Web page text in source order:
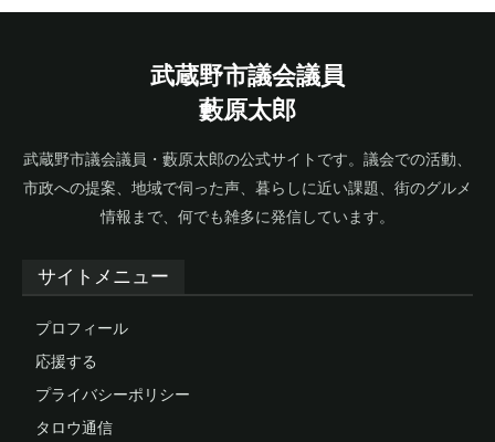
武蔵野市議会議員
藪原太郎
武蔵野市議会議員・藪原太郎の公式サイトです。議会での活動、
市政への提案、地域で伺った声、暮らしに近い課題、街のグルメ
情報まで、何でも雑多に発信しています。
サイトメニュー
プロフィール
応援する
プライバシーポリシー
タロウ通信